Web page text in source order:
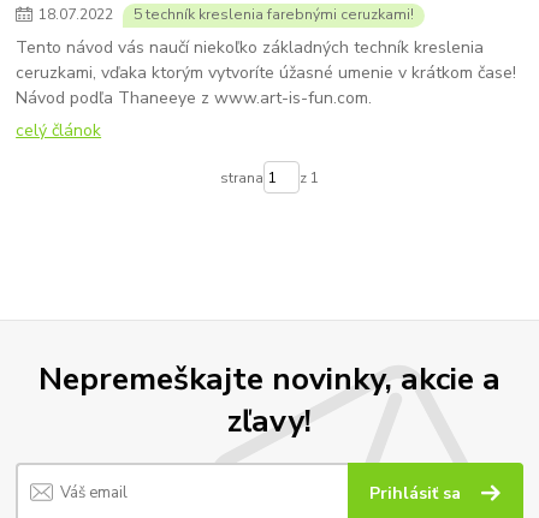
18.07.2022 5 techník kreslenia farebnými ceruzkami!
Tento návod vás naučí niekoľko základných techník kreslenia
ceruzkami, vďaka ktorým vytvoríte úžasné umenie v krátkom čase!
Návod podľa Thaneeye z www.art-is-fun.com.
celý článok
strana z 1
Nepremeškajte novinky, akcie a
zľavy!
Prihlásiť sa